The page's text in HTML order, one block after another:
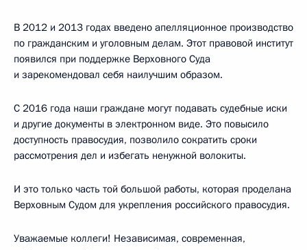
В 2012 и 2013 годах введено апелляционное производство
по гражданским и уголовным делам. Этот правовой институт
появился при поддержке Верховного Суда
и зарекомендовал себя наилучшим образом.
С 2016 года наши граждане могут подавать судебные иски
и другие документы в электронном виде. Это повысило
доступность правосудия, позволило сократить сроки
рассмотрения дел и избегать ненужной волокиты.
И это только часть той большой работы, которая проделана
Верховным Судом для укрепления российского правосудия.
Уважаемые коллеги! Независимая, современная,